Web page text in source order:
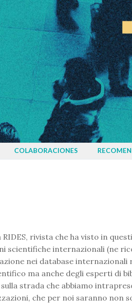
COLABORACIONES
rivista che ha visto in
scientifiche internazionali (ne
nei database internazionali
ma anche degli esperti di
strada che abbiamo
che per noi saranno non